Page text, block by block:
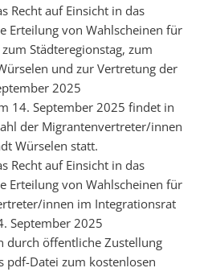
Recht auf Einsicht in das
Erteilung von Wahlscheinen für
Städteregionstag, zum
und zur Vertretung der
2025
14. September 2025 findet in
der Migrantenvertreter/innen
Würselen statt.
Recht auf Einsicht in das
Erteilung von Wahlscheinen für
innen im Integrationsrat
September 2025
durch öffentliche Zustellung
pdf-Datei zum kostenlosen